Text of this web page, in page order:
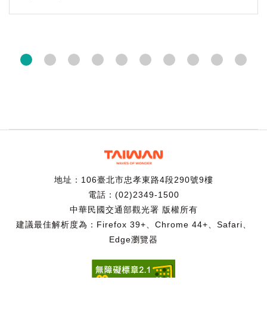
地址：106臺北市忠孝東路4段290號9樓
電話：(02)2349-1500
中華民國交通部觀光署 版權所有
建議最佳解析度為：Firefox 39+、Chrome 44+、Safari、
Edge瀏覽器